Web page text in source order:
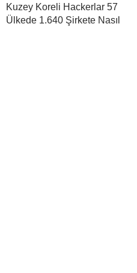
Kuzey Koreli Hackerlar 57
Ülkede 1.640 Şirkete Nasıl